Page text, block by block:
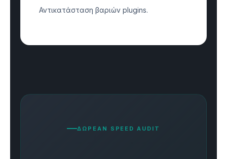
Αντικατάσταση βαριών plugins.
ΔΩΡΕΑΝ SPEED AUDIT